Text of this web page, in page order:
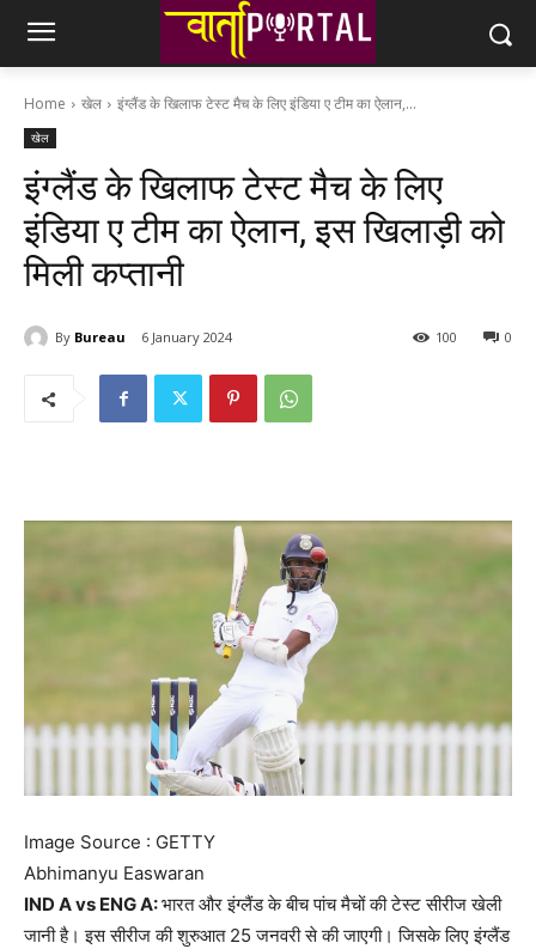
Home खेल इंग्लैंड के खिलाफ टेस्ट मैच के लिए इंडिया ए टीम का ऐलान,...
खेल
इंग्लैंड के खिलाफ टेस्ट मैच के लिए
इंडिया ए टीम का ऐलान, इस खिलाड़ी को
मिली कप्तानी
By Bureau 6 January 2024 0
100
Image Source : GETTY
Abhimanyu Easwaran
IND A vs ENG A:भारत और इंग्लैंड के बीच पांच मैचों की टेस्ट सीरीज खेली
जानी है। इस सीरीज की शुरुआत 25 जनवरी से की जाएगी। जिसके लिए इंग्लैंड